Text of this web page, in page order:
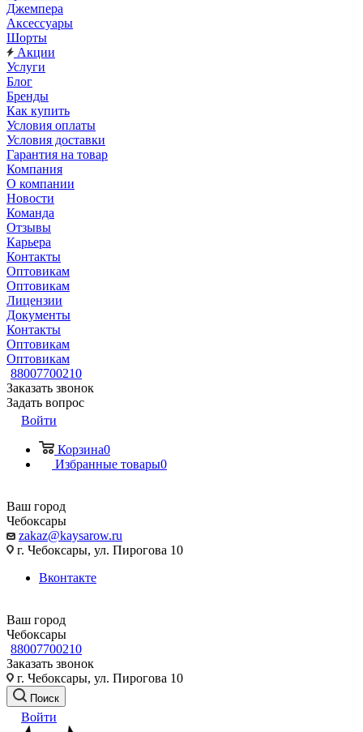
Джемпера
Аксессуары
Шорты
Акции
Услуги
Блог
Бренды
Как купить
Условия оплаты
Условия доставки
Гарантия на товар
Компания
О компании
Новости
Команда
Отзывы
Карьера
Контакты
Оптовикам
Оптовикам
Лицензии
Документы
Контакты
Оптовикам
Оптовикам
88007700210
Заказать звонок
Задать вопрос
Войти
Корзина0
Избранные товары0
Ваш город
Чебоксары
zakaz@kaysarow.ru
г. Чебоксары, ул. Пирогова 10
Вконтакте
Ваш город
Чебоксары
88007700210
Заказать звонок
г. Чебоксары, ул. Пирогова 10
Поиск
Войти